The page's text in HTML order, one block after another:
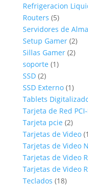
productos
Refrigeracion
Routers 55
Servidores de
Setup Gamer 22
Sillas Gamer 22
soporte 11
SSD 22
productos
SSD Externo 11
Tablets
Tarjeta de Red PCI-
Tarjeta pcie 22
Tarjetas de Video
Tarjetas de Video
Tarjetas de Video
Tarjetas de Video
Teclados 1818